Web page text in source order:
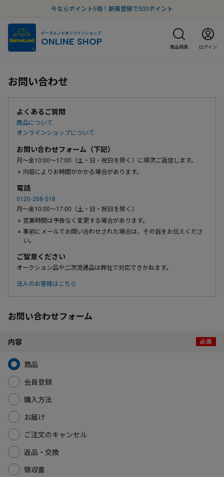
今ならポイント5倍！新規登録で500ポイント
ボーネルンドオンラインショップ
ONLINE SHOP 商品検索 ログイン
お問い合わせ
よくあるご質問
商品について
オンラインショップについて
お問い合わせフォーム（下記）
月〜金10:00〜17:00（土・日・祝日を除く）に順次ご返信します。
内容によりお時間がかかる場合があります。
電話
0120-358-518
月〜金10:00〜17:00（土・日・祝日を除く）
営業時間は予告なく変更する場合があります。
事前にメールでお問い合わせされた場合は、その旨をお伝えくださ
い。
ご留意ください
オークション品や二次流通品は弊社で対応できかねます。
法人のお客様はこちら
お問い合わせフォーム
内容
商品
会員登録
購入方法
お届け
ご注文のキャンセル
返品・交換
領収書